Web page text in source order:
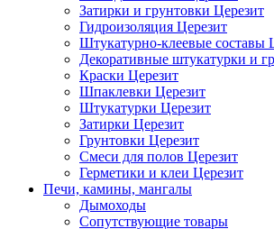
Затирки и грунтовки Церезит
Гидроизоляция Церезит
Штукатурно-клеевые составы
Декоративные штукатурки и
Краски Церезит
Шпаклевки Церезит
Штукатурки Церезит
Затирки Церезит
Грунтовки Церезит
Смеси для полов Церезит
Герметики и клеи Церезит
Печи, камины, мангалы
Дымоходы
Сопутствующие товары